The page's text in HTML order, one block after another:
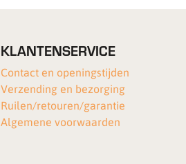
KLANTENSERVICE
Contact en openingstijden
Verzending en bezorging
Ruilen/retouren/garantie
Algemene voorwaarden